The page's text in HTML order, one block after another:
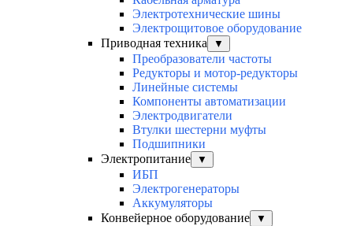
Электротехнические шины
Электрощитовое оборудование
Приводная техника
▼
Преобразователи частоты
Редукторы и мотор-редукторы
Линейные системы
Компоненты автоматизации
Электродвигатели
Втулки шестерни муфты
Подшипники
Электропитание
▼
ИБП
Электрогенераторы
Аккумуляторы
Конвейерное оборудование
▼